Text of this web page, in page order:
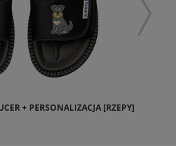
+ PERSONALIZACJA [RZEPY]